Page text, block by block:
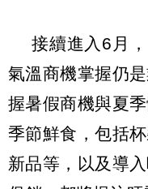
接續進入6月，
氣溫商機掌握仍
握暑假商機與夏
季節鮮食，包括
新品等，以及導